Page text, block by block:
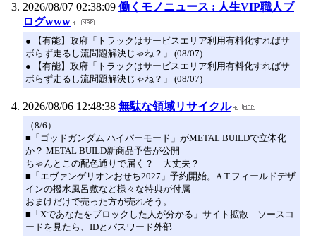
2026/08/07 02:38:09 働くモノニュース : 人生VIP職人ブ
ログwww
● 【有能】政府「トラックはサービスエリア利用有料化すればサ
ボらず走るし流問題解決じゃね？」 (08/07)
● 【有能】政府「トラックはサービスエリア利用有料化すればサ
ボらず走るし流問題解決じゃね？」 (08/07)
2026/08/06 12:48:38 無駄な領域リサイクル
（8/6）
■「ゴッドガンダム ハイパーモード」がMETAL BUILDで立体化
か？ METAL BUILD新商品予告が公開
ちゃんとこの配色通りで届く？ 大丈夫？
■「エヴァンゲリオンおせち2027」予約開始。A.T.フィールドデザ
インの撥水風呂敷など様々な特典が付属
おまけだけで売った方が売れそう。
■「Xであなたをブロックした人が分かる」サイト拡散 ソースコ
ードを見たら、IDとパスワード外部